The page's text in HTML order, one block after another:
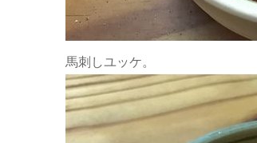
馬刺しユッケ。